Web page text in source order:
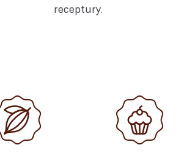
receptury.